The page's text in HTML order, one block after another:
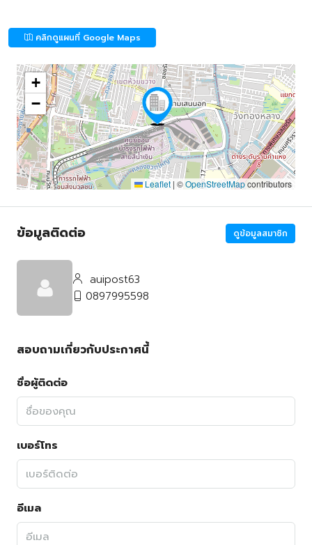
คลิกดูแผนที่ Google Maps
+
−
Leaflet | ©OpenStreetMapcontributors
ข้อมูลติดต่อ ดูข้อมูลสมาชิก
auipost63
0897995598
สอบถามเกี่ยวกับประกาศนี้
ชื่อผู้ติดต่อ
เบอร์โทร
อีเมล